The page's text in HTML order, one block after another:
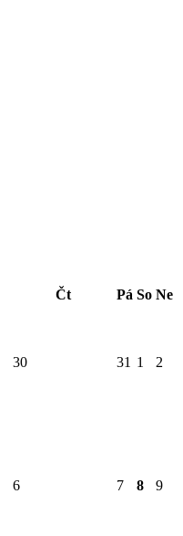
Čt Pá So Ne
30 31 1 2
6 7 8 9